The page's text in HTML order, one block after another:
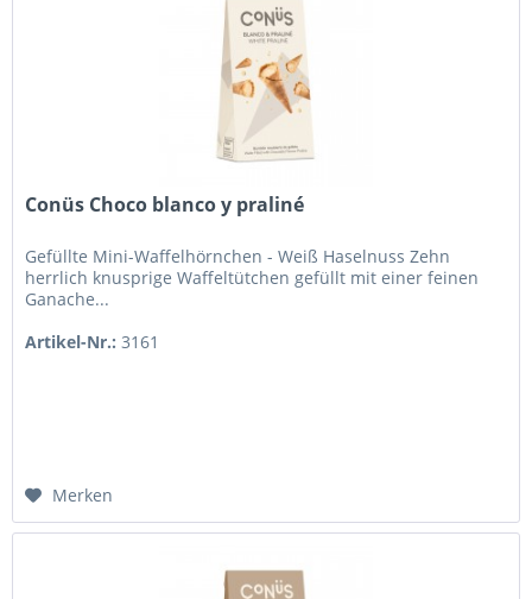
Conüs Choco blanco y praliné
Gefüllte Mini-Waffelhörnchen - Weiß Haselnuss Zehn
herrlich knusprige Waffeltütchen gefüllt mit einer feinen
Ganache...
Artikel-Nr.: 3161
Merken